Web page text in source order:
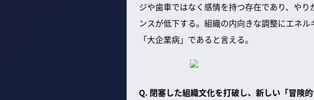
ジや歯車ではなく感情を持つ存在であり、や
ンスが低下する。組織の内向きな調整にエネ
「大企業病」であると言える。
Q. 閉塞した組織文化を打破し、新しい「冒険